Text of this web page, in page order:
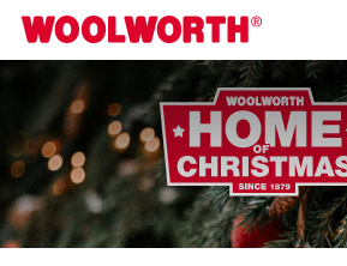
Přeskočit na hlavní obsah
Woolworth GmbH